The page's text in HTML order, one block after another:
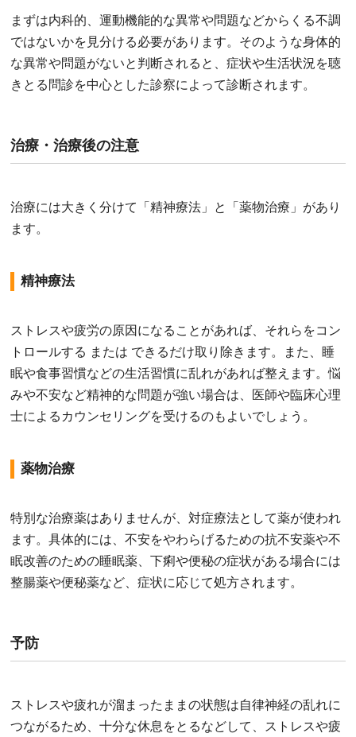
まずは内科的、運動機能的な異常や問題などからくる不調
ではないかを見分ける必要があります。そのような身体的
な異常や問題がないと判断されると、症状や生活状況を聴
きとる問診を中心とした診察によって診断されます。
治療・治療後の注意
治療には大きく分けて「精神療法」と「薬物治療」があり
ます。
精神療法
ストレスや疲労の原因になることがあれば、それらをコン
トロールする または できるだけ取り除きます。また、睡
眠や食事習慣などの生活習慣に乱れがあれば整えます。悩
みや不安など精神的な問題が強い場合は、医師や臨床心理
士によるカウンセリングを受けるのもよいでしょう。
薬物治療
特別な治療薬はありませんが、対症療法として薬が使われ
ます。具体的には、不安をやわらげるための抗不安薬や不
眠改善のための睡眠薬、下痢や便秘の症状がある場合には
整腸薬や便秘薬など、症状に応じて処方されます。
予防
ストレスや疲れが溜まったままの状態は自律神経の乱れに
つながるため、十分な休息をとるなどして、ストレスや疲